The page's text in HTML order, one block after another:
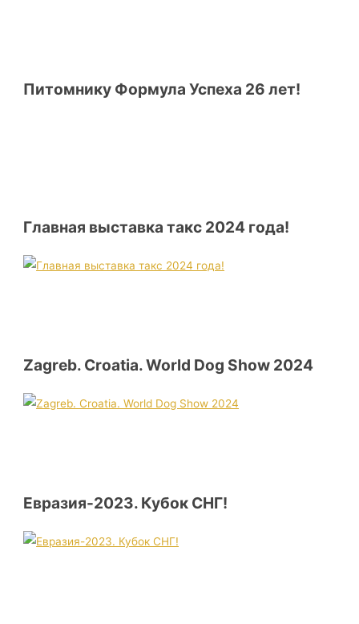
Питомнику Формула Успеха 26 лет!
Главная выставка такс 2024 года!
Zagreb. Croatia. World Dog Show 2024
Евразия-2023. Кубок СНГ!